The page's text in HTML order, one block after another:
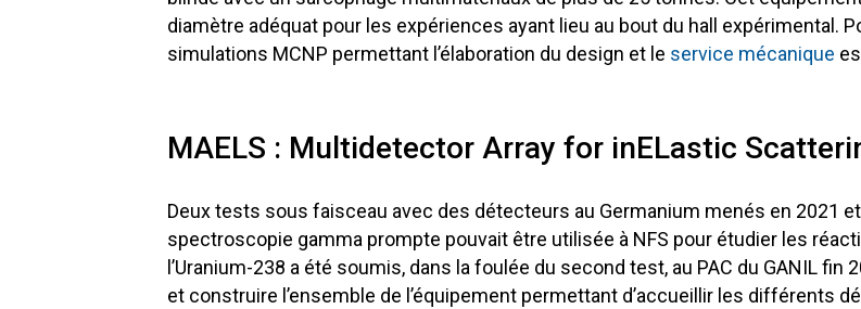
diamètre adéquat pour les expériences ayant lieu au bout du hall expérimental.
simulations MCNP permettant l’élaboration du design et le service mécanique
MAELS : Multidetector Array for inELastic
Deux tests sous faisceau avec des détecteurs au Germanium menés en 2021
spectroscopie gamma prompte pouvait être utilisée à NFS pour étudier les
l’Uranium-238 a été soumis, dans la foulée du second test, au PAC du GANIL
et construire l’ensemble de l’équipement permettant d’accueillir les différents